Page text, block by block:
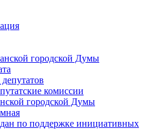
городской Думы
комиссии
городской Думы
по поддержке инициативных